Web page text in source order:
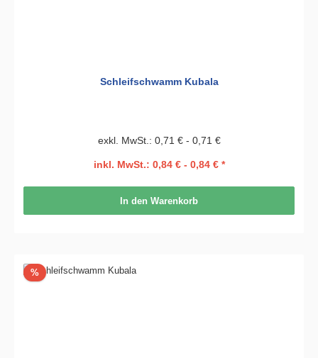
Schleifschwamm Kubala
exkl. MwSt.: 0,71 € - 0,71 €
inkl. MwSt.: 0,84 € - 0,84 € *
In den Warenkorb
%Rabatt